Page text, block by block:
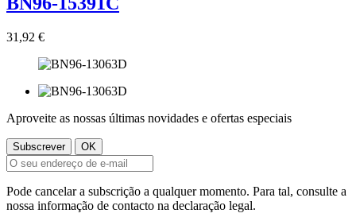
31,92 €
Aproveite as nossas últimas novidades e ofertas especiais
Pode cancelar a subscrição a qualquer momento. Para tal, consulte a
nossa informação de contacto na declaração legal.